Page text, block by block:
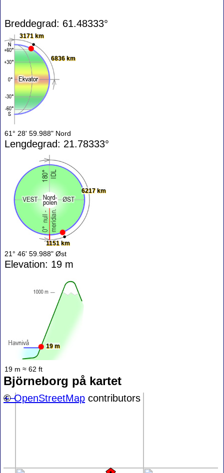
Breddegrad: 61.48333°
3171 km
6836 km
61° 28' 59.988" Nord
Lengdegrad: 21.78333°
1151 km
6217 km
21° 46' 59.988" Øst
Elevation: 19 m
19 m
19 m ≈ 62 ft
Björneborg på kartet
+−
©OpenStreetMap contributors